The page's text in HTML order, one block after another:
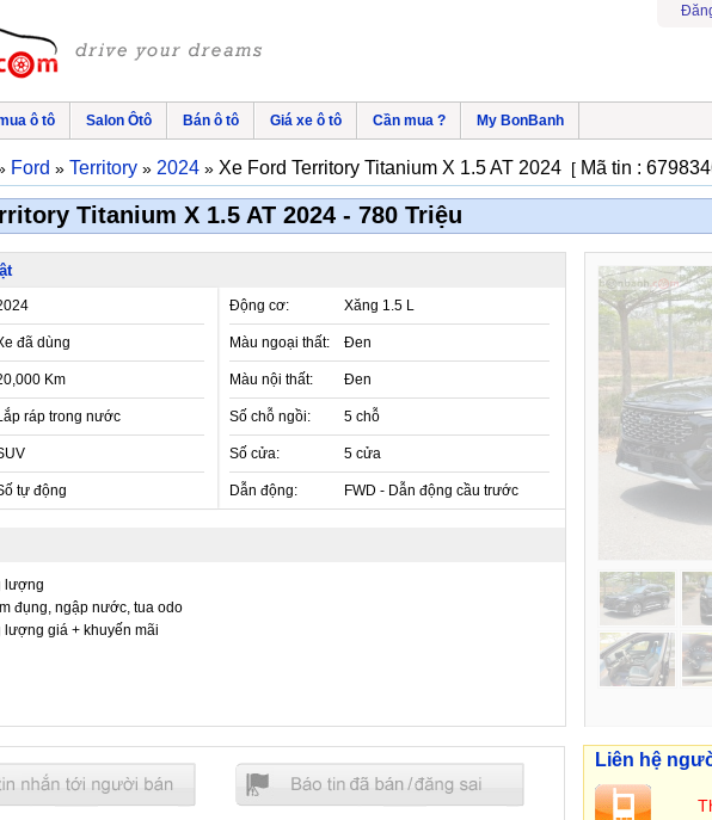
ô tô Salon Ôtô Bán ô tô Giá xe ô tô Cần mua ? My BonBanh
Ford » Territory » 2024 » Xe Ford Territory Titanium X 1.5 AT 2024 [ Mã tin :
Titanium X 1.5 AT 2024 - 780 Triệu
đã dùng
Km
ráp trong nước
tự động
Động cơ: Xăng 1.5 L
Màu ngoại thất: Đen
Màu nội thất: Đen
Số chỗ ngồi: 5 chỗ
Số cửa: 5 cửa
Dẫn động: FWD - Dẫn động cầu trước
lượng
đụng, ngập nước, tua odo
lượng giá + khuyến mãi
Liên hệ